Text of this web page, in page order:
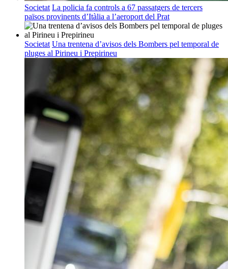
Societat La policia fa controls a 67 passatgers de tercers
països provinents d’Itàlia a l’aeroport del Prat
Societat Una trentena d’avisos dels Bombers pel temporal de
pluges al Pirineu i Prepirineu